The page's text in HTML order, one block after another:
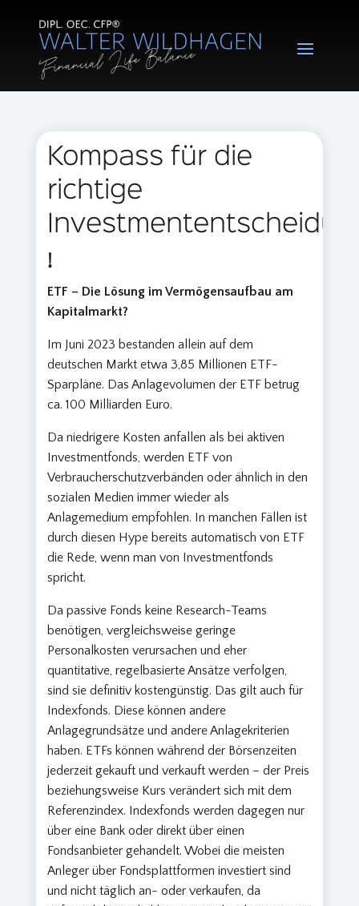
Kompass für die
richtige
!
ETF – Die Lösung im Vermögensaufbau am
Kapitalmarkt?
Im Juni 2023 bestanden allein auf dem
deutschen Markt etwa 3,85 Millionen ETF-
Sparpläne. Das Anlagevolumen der ETF betrug
ca. 100 Milliarden Euro.
Da niedrigere Kosten anfallen als bei aktiven
Investmentfonds, werden ETF von
Verbraucherschutzverbänden oder ähnlich in den
sozialen Medien immer wieder als
Anlagemedium empfohlen. In manchen Fällen ist
durch diesen Hype bereits automatisch von ETF
die Rede, wenn man von Investmentfonds
spricht.
Da passive Fonds keine Research-Teams
benötigen, vergleichsweise geringe
Personalkosten verursachen und eher
quantitative, regelbasierte Ansätze verfolgen,
sind sie definitiv kostengünstig. Das gilt auch für
Indexfonds. Diese können andere
Anlagegrundsätze und andere Anlagekriterien
haben. ETFs können während der Börsenzeiten
jederzeit gekauft und verkauft werden – der Preis
beziehungsweise Kurs verändert sich mit dem
Referenzindex. Indexfonds werden dagegen nur
über eine Bank oder direkt über einen
Fondsanbieter gehandelt. Wobei die meisten
Anleger über Fondsplattformen investiert sind
und nicht täglich an- oder verkaufen, da